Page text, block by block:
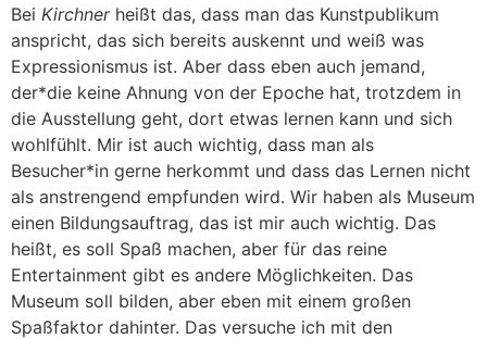
Bei Kirchnerheißt das, dass man das Kunstpublikum
anspricht, das sich bereits auskennt und weiß was
Expressionismus ist. Aber dass eben auch jemand,
der*die keine Ahnung von der Epoche hat, trotzdem in
die Ausstellung geht, dort etwas lernen kann und sich
wohlfühlt. Mir ist auch wichtig, dass man als
Besucher*in gerne herkommt und dass das Lernen nicht
als anstrengend empfunden wird. Wir haben als Museum
einen Bildungsauftrag, das ist mir auch wichtig. Das
heißt, es soll Spaß machen, aber für das reine
Entertainment gibt es andere Möglichkeiten. Das
Museum soll bilden, aber eben mit einem großen
Spaßfaktor dahinter. Das versuche ich mit den